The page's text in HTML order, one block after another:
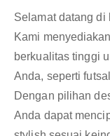
Selamat datang
Kami
berkualitas tinggi
Anda, seperti
Dengan pilihan
Anda dapat